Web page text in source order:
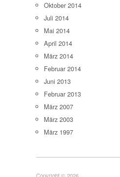
Oktober 2014
Juli 2014
Mai 2014
April 2014
März 2014
Februar 2014
Juni 2013
Februar 2013
März 2007
März 2003
März 1997
Copyright © 2026